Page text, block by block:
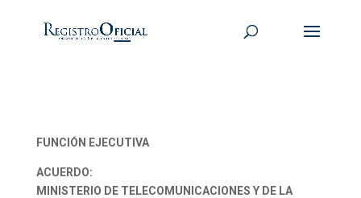
FUNCIÓN EJECUTIVA
ACUERDO:
MINISTERIO DE TELECOMUNICACIONES Y DE LA